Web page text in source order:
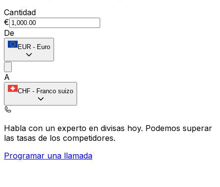
Cantidad
€
De
EUR - Euro
A
CHF - Franco suizo
Habla con un experto en divisas hoy. Podemos superar
las tasas de los competidores.
Programar una llamada